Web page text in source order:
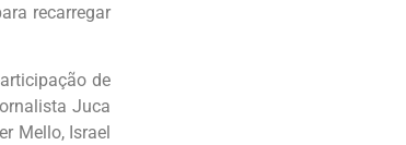
recarregar
de
Juca
Mello, Israel